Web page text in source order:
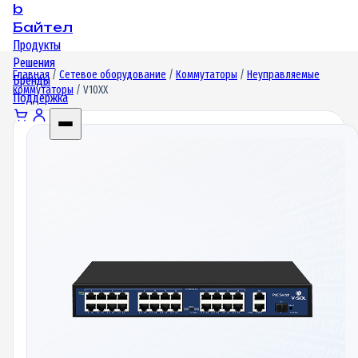
b
Байтел
Продукты
Решения
Бренды
Поддержка
Главная/ Сетевое оборудование / Коммутаторы / Неуправляемые
коммутаторы / V10XX